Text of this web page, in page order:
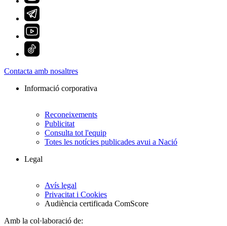
Contacta amb nosaltres
Informació corporativa
Reconeixements
Publicitat
Consulta tot l'equip
Totes les notícies publicades avui a Nació
Legal
Avís legal
Privacitat i Cookies
Audiència certificada ComScore
Amb la col·laboració de: